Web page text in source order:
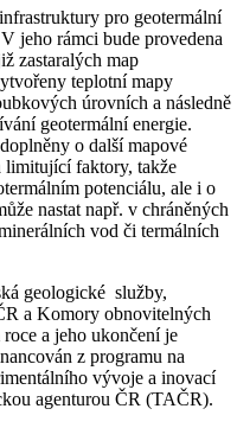
pro geotermální
jeho rámci bude provedena
zastaralých map
teplotní mapy
úrovních a následně
geotermální energie.
o další mapové
limitující faktory, takže
potenciálu, ale i o
nastat např. v chráněných
vod či termálních
geologické služby,
a Komory obnovitelných
a jeho ukončení je
z programu na
vývoje a inovací
agenturou ČR (TAČR).